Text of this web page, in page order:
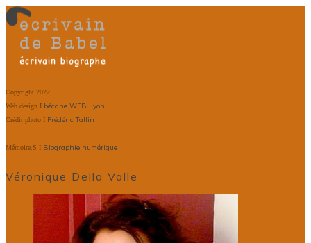
Copyright 2022
Web design I bécane WEB Lyon
Crédit photo I Frédéric Tallin
Mémoire.S I Biographie numérique
Véronique Della Valle